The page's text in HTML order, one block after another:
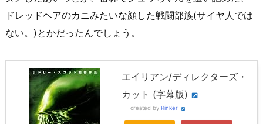
ドレッドヘアのカニみたいな顔した戦闘部族(サイヤ人では
ない。)とかだったんでしょう。
エイリアン/ディレクターズ・
カット (字幕版)
created by Rinker